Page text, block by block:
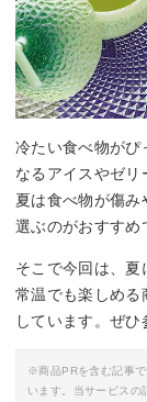
冷たい食べ物がぴ
なるアイスやゼリ
夏は食べ物が傷み
選ぶのがおすすめ
そこで今回は、
常温でも楽しめる
しています。ぜひ
※商品PRを含む記事で
います。当サービスの